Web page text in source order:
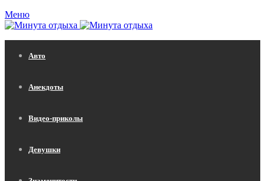
Меню
Авто
Анекдоты
Видео-приколы
Девушки